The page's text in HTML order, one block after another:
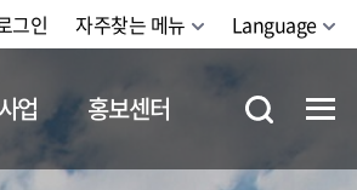
그인 자주찾는 메뉴 Language
업 홍보센터